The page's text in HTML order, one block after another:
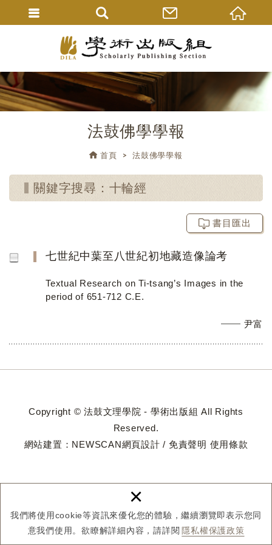
我們將使用cookie等資訊來優化您的體驗，繼續瀏覽即表示您同
意我們使用。欲瞭解詳細內容，請詳閱 隱私權保護政策
×
法鼓佛學學報
首頁 法鼓佛學學報
關鍵字搜尋：十輪經
書目匯出
七世紀中葉至八世紀初地藏造像論考
Textual Research on Ti-tsang’s Images in the
period of 651-712 C.E.
尹富
Copyright © 法鼓文理學院 - 學術出版組 All Rights
Reserved.
網站建置： NEWSCAN網頁設計 / 免責聲明 使用條款